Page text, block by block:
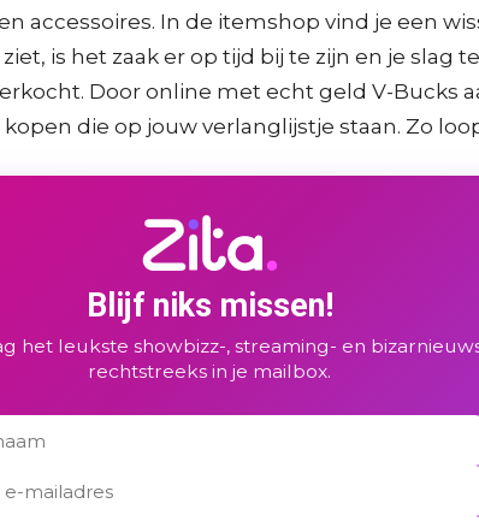
accessoires. In de itemshop vind je een
is het zaak er op tijd bij te zijn en je slag
Door online met echt geld V-Bucks
die op jouw verlanglijstje staan. Zo
Blijf niks missen!
het leukste showbizz-, streaming- en
rechtstreeks in je mailbox.